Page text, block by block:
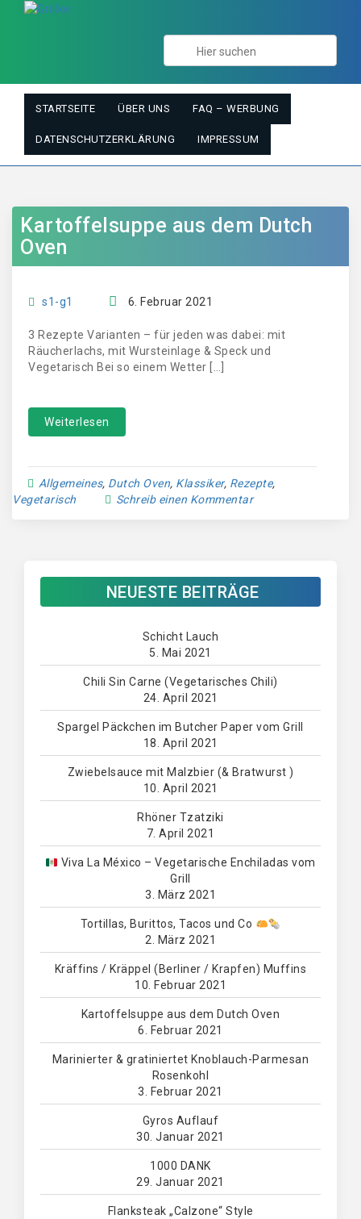
STARTSEITE ÜBER UNS FAQ – WERBUNG
DATENSCHUTZERKLÄRUNG IMPRESSUM
Kartoffelsuppe aus dem Dutch
Oven
s1-g1 6. Februar 2021
3 Rezepte Varianten – für jeden was dabei: mit
Räucherlachs, mit Wursteinlage & Speck und
Vegetarisch Bei so einem Wetter […]
Weiterlesen
Allgemeines, Dutch Oven, Klassiker, Rezepte,
Vegetarisch
Schreib einen Kommentar
NEUESTE BEITRÄGE
Schicht Lauch
5. Mai 2021
Chili Sin Carne (Vegetarisches Chili)
24. April 2021
Spargel Päckchen im Butcher Paper vom Grill
18. April 2021
Zwiebelsauce mit Malzbier (& Bratwurst )
10. April 2021
Rhöner Tzatziki
7. April 2021
Viva La México – Vegetarische Enchiladas vom
Grill
3. März 2021
Tortillas, Burittos, Tacos und Co
2. März 2021
Kräffins / Kräppel (Berliner / Krapfen) Muffins
10. Februar 2021
Kartoffelsuppe aus dem Dutch Oven
6. Februar 2021
Marinierter & gratiniertet Knoblauch-Parmesan
Rosenkohl
3. Februar 2021
Gyros Auflauf
30. Januar 2021
1000 DANK
29. Januar 2021
Flanksteak „Calzone“ Style